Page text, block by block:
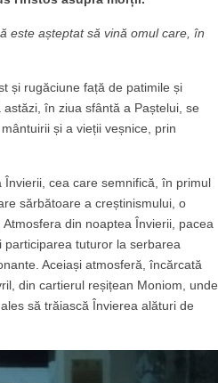
este așteptat să vină omul care, în
și rugăciune față de patimile și
în ziua sfântă a Paștelui, se
și a vieții veșnice, prin
cea care semnifică, în primul
sărbătoare a creștinismului, o
din noaptea Învierii, pacea
tuturor la serbarea
Aceiași atmosferă, încărcată
din cartierul reșițean Moniom, unde
să trăiască Învierea alături de